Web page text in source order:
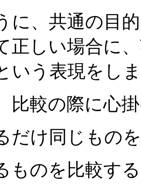
、共通の目
正しい場合に
いう表現をし
較の際に心
だけ同じもの
のを比較す